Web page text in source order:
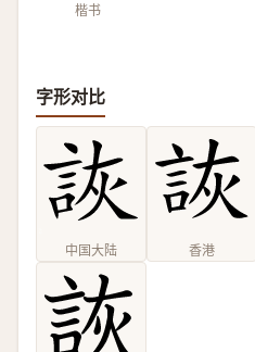
楷书
字形对比
中国大陆 香港